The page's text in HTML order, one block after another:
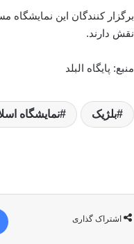
برگزار کنندگان این
نقش دارند.
منبع: پایگاه البلد
بلژیک نمایشگاه
اشتراک گذاری